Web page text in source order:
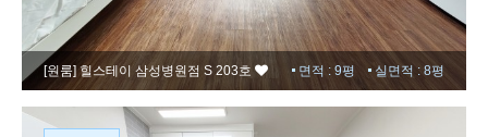
[원룸] 힐스테이 삼성병원점 S 203호 면적 : 9평 실면적 : 8평